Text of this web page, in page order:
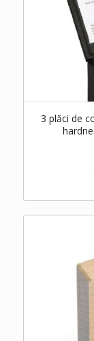
3 plăci de